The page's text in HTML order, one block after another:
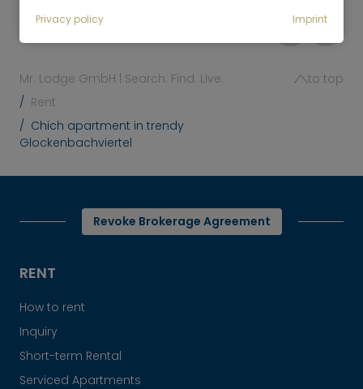
Mr. Lodge GmbH | Search. Find. Live.
Rent
Chich apartment in trendy
Glockenbachviertel
to top
Revoke Brokerage Agreement
RENT
How to rent
Inquiry
Short-term Rental
Serviced Apartments
Privacy policy
Imprint